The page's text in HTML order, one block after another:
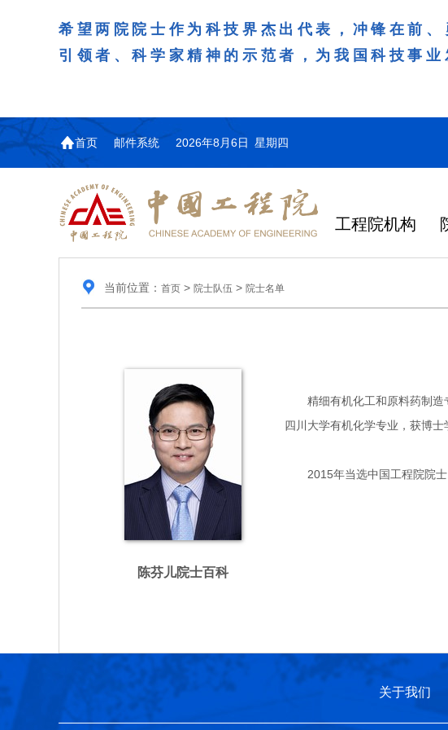
希望两院院士作为科技界杰出代表，冲锋在前
引领者、科学家精神的示范者，为我国科技事业
首页 邮件系统 2026年8月6日 星期四
工程院机构
当前位置： 首页> 院士队伍 > 院士名单
陈芬儿院士百科
精细有机化工和原料药制造
四川大学有机化学专业，获博士
2015年当选中国工程院院士
关于我们